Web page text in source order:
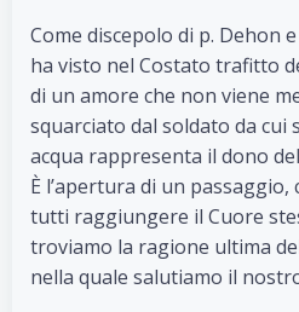
Come discepolo di p. Dehon
ha visto nel Costato trafitto
di un amore che non viene
squarciato dal soldato da cui
acqua rappresenta il dono
È l’apertura di un
tutti raggiungere il Cuore
troviamo la ragione ultima
nella quale salutiamo il